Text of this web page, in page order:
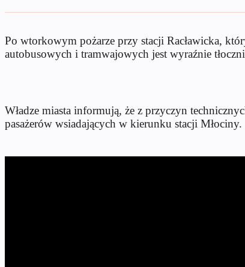
Po wtorkowym pożarze przy stacji Racławicka,
autobusowych i tramwajowych jest wyraźnie
Władze miasta informują, że z przyczyn
pasażerów wsiadających w kierunku stacji